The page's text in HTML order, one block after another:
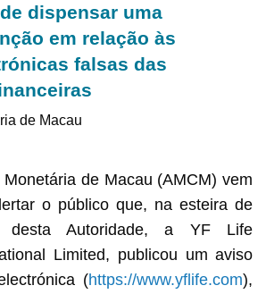
dispensar uma
em relação às
falsas das
de Macau
Monetária de Macau (AMCM) vem
o público que, na esteira de
desta Autoridade, a YF Life
Limited, publicou um aviso
(https://www.yflife.com),